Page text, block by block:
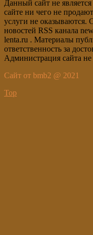
Данный сайт не
сайте ни чего не
услуги не оказываются.
новостей RSS канала
lenta.ru . Материалы
ответственность за
Администрация сайта не
Сайт от bmb2 @ 2021
Top